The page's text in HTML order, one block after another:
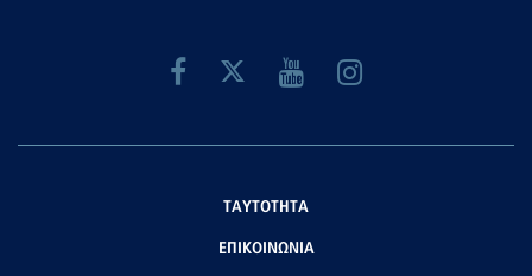
ΤΑΥΤΟΤΗΤΑ
ΕΠΙΚΟΙΝΩΝΙΑ